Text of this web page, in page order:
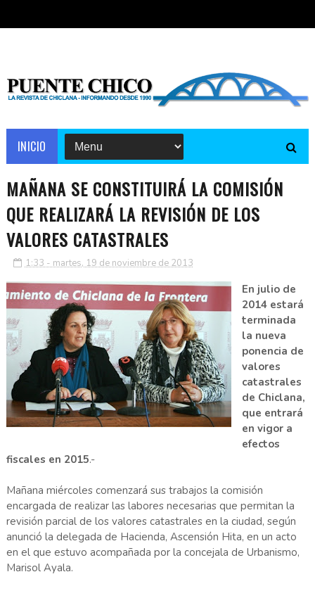
INICIO
MAÑANA SE CONSTITUIRÁ LA COMISIÓN
QUE REALIZARÁ LA REVISIÓN DE LOS
VALORES CATASTRALES
1:33 - martes, 19 de noviembre de 2013
En julio de
2014 estará
terminada
la nueva
ponencia de
valores
catastrales
de Chiclana,
que entrará
en vigor a
efectos
fiscales en 2015.-
Mañana miércoles comenzará sus trabajos la comisión
encargada de realizar las labores necesarias que permitan la
revisión parcial de los valores catastrales en la ciudad, según
anunció la delegada de Hacienda, Ascensión Hita, en un acto
en el que estuvo acompañada por la concejala de Urbanismo,
Marisol Ayala.